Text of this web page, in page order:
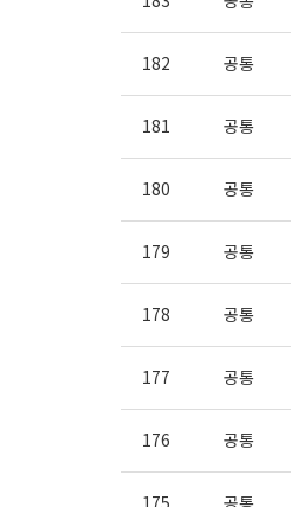
182 공통
181 공통
180 공통
179 공통
178 공통
177 공통
176 공통
175 공통